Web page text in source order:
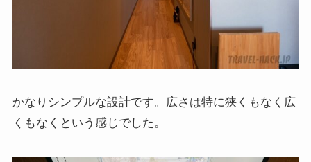
かなりシンプルな設計です。広さは特に狭くもなく広
くもなくという感じでした。